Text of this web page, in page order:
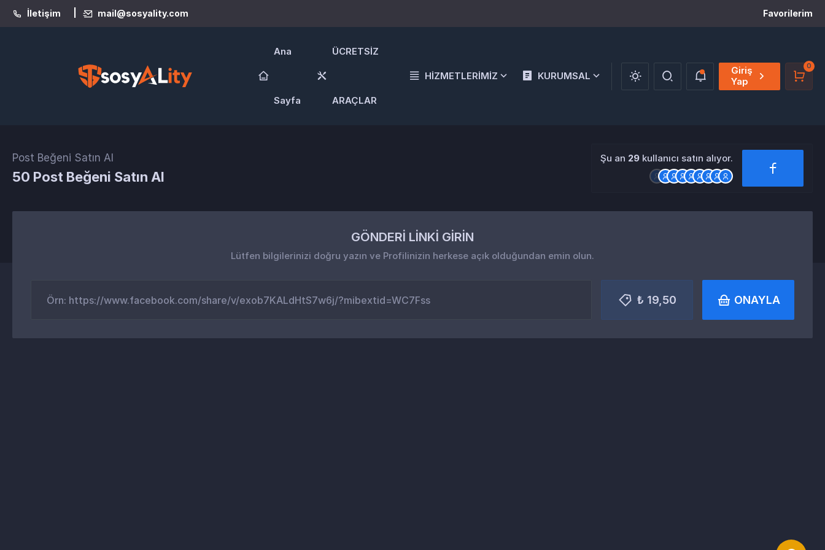
İletişim mail@sosyality.com Favorilerim
Ana
Sayfa
ÜCRETSİZ
ARAÇLAR
HİZMETLERİMİZ KURUMSAL
Giriş
Yap
0
Post Beğeni Satın Al
50 Post Beğeni Satın Al
Şu an 29 kullanıcı satın alıyor.
GÖNDERİ LİNKİ GİRİN
Lütfen bilgilerinizi doğru yazın ve Profilinizin herkese açık olduğundan emin olun.
₺ 19,50 ONAYLA